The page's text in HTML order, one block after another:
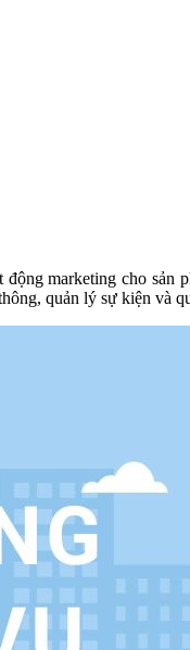
marketing cho
quản lý sự kiện và